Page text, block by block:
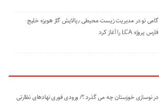
گامی نو در مدیریت زیست ‌محیطی ٫پالایش گاز هویزه خلیج
‌فارس پروژه LCA را آغاز کرد
در نوسازی خوزستان چه می گذرد ؟/ ورودی فوری نهادهای نظارتی